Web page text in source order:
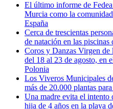
El último informe de
Murcia como la
España
Cerca de trescientas
de natación en las
Coros y Danzas Virgen de
del 18 al 23 de agosto, en
Polonia
Los Viveros Municipales
más de 20.000 plantas
Una madre evita el intento
hija de 4 años en la playa